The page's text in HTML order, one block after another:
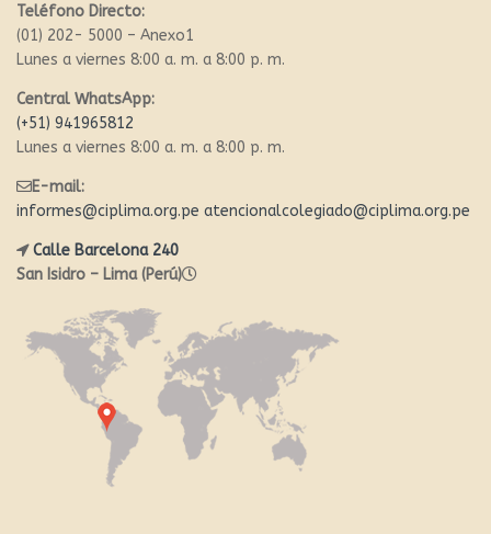
Teléfono Directo:
(01) 202- 5000 – Anexo1
Lunes a viernes 8:00 a. m. a 8:00 p. m.
Central WhatsApp:
(+51) 941965812
Lunes a viernes 8:00 a. m. a 8:00 p. m.
E-mail:
informes@ciplima.org.pe atencionalcolegiado@ciplima.org.pe
Calle Barcelona 240
San Isidro – Lima (Perú)